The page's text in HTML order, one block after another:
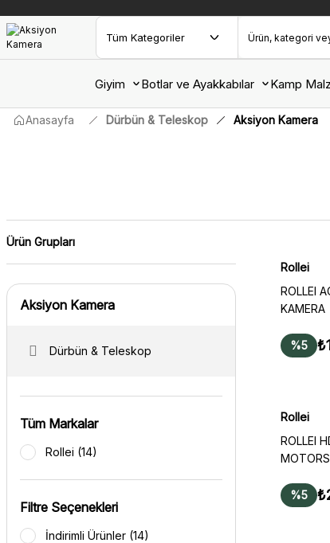
Giyim Botlar ve Ayakkabılar Kamp
Anasayfa Dürbün & Teleskop Aksiyon Kamera
Ürün Grupları
Aksiyon Kamera
Dürbün & Teleskop
Tüm Markalar
Rollei (14)
Filtre Seçenekleri
İndirimli Ürünler (14)
Rollei
ROLLEI
KAMERA
%5
Rollei
ROLLEI
%5